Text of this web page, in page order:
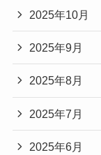
2025年10月
2025年9月
2025年8月
2025年7月
2025年6月